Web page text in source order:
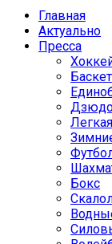
Главная
Актуально
Пресса
Бокс